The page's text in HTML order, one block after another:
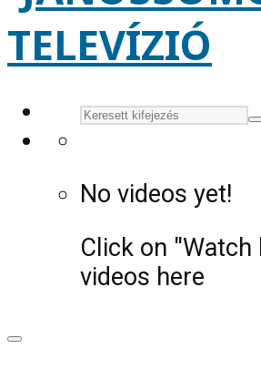
No videos yet!
Click on
videos here